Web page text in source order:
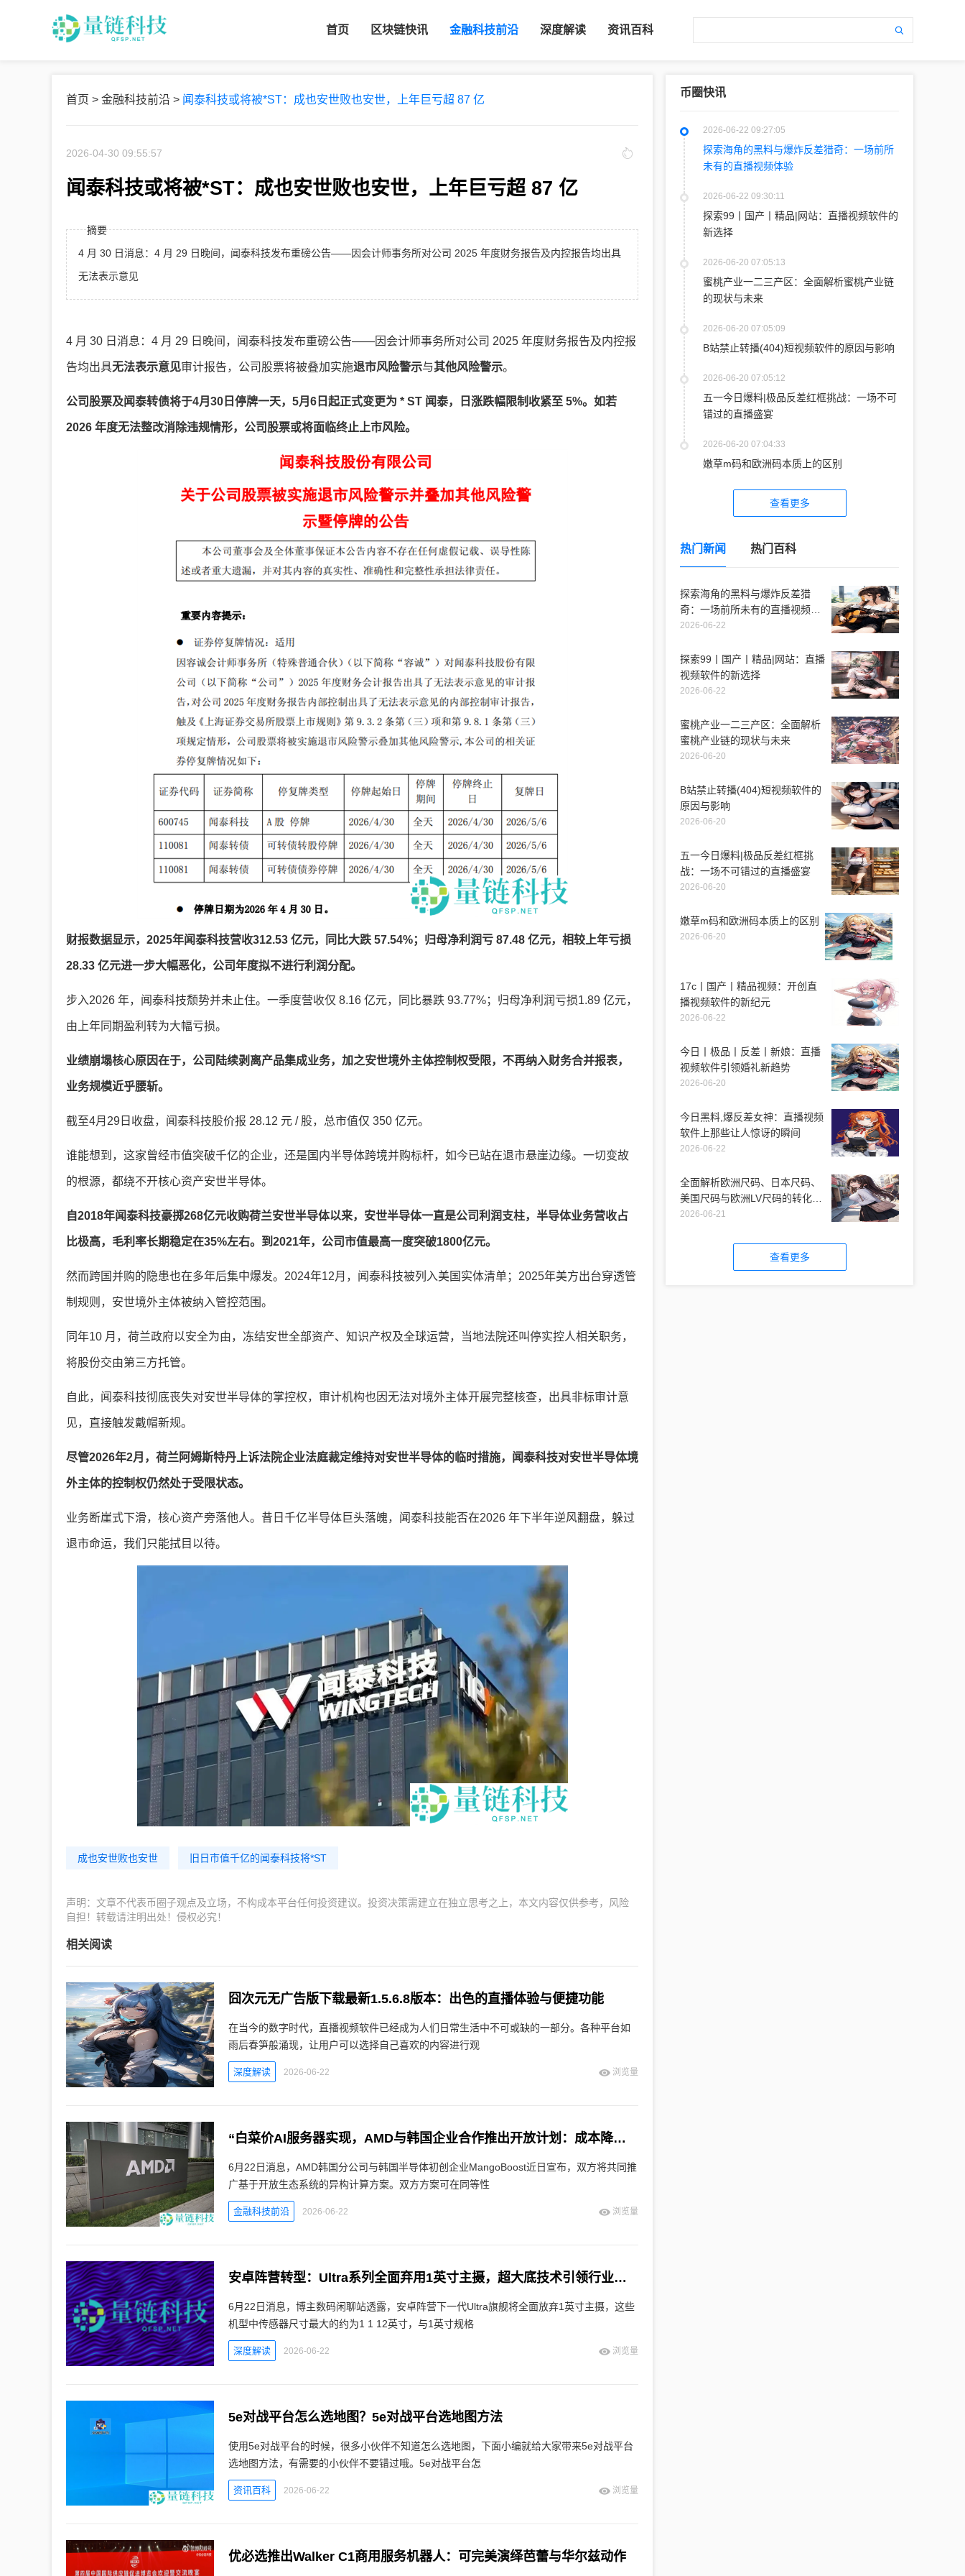
首页 区块链快讯 金融科技前沿 深度解读 资讯百科
首页 > 金融科技前沿 > 闻泰科技或将被*ST：成也安世败也安世，上年巨亏超 87 亿
2026-04-30 09:55:57
闻泰科技或将被*ST：成也安世败也安世，上年巨亏超 87 亿
摘要
4 月 30 日消息：4 月 29 日晚间，闻泰科技发布重磅公告——因会计师事务所对公司 2025 年度财务报告及内控报告均出具
无法表示意见
4 月 30 日消息：4 月 29 日晚间，闻泰科技发布重磅公告——因会计师事务所对公司 2025 年度财务报告及内控报
告均出具无法表示意见审计报告，公司股票将被叠加实施退市风险警示与其他风险警示。
公司股票及闻泰转债将于4月30日停牌一天，5月6日起正式变更为 * ST 闻泰，日涨跌幅限制收紧至 5%。如若
2026 年度无法整改消除违规情形，公司股票或将面临终止上市风险。
财报数据显示，2025年闻泰科技营收312.53 亿元，同比大跌 57.54%；归母净利润亏 87.48 亿元，相较上年亏损
28.33 亿元进一步大幅恶化，公司年度拟不进行利润分配。
步入2026 年，闻泰科技颓势并未止住。一季度营收仅 8.16 亿元，同比暴跌 93.77%；归母净利润亏损1.89 亿元，
由上年同期盈利转为大幅亏损。
业绩崩塌核心原因在于，公司陆续剥离产品集成业务，加之安世境外主体控制权受限，不再纳入财务合并报表，
业务规模近乎腰斩。
截至4月29日收盘，闻泰科技股价报 28.12 元 / 股，总市值仅 350 亿元。
谁能想到，这家曾经市值突破千亿的企业，还是国内半导体跨境并购标杆，如今已站在退市悬崖边缘。一切变故
的根源，都绕不开核心资产安世半导体。
自2018年闻泰科技豪掷268亿元收购荷兰安世半导体以来，安世半导体一直是公司利润支柱，半导体业务营收占
比极高，毛利率长期稳定在35%左右。到2021年，公司市值最高一度突破1800亿元。
然而跨国并购的隐患也在多年后集中爆发。2024年12月，闻泰科技被列入美国实体清单；2025年美方出台穿透管
制规则，安世境外主体被纳入管控范围。
同年10 月，荷兰政府以安全为由，冻结安世全部资产、知识产权及全球运营，当地法院还叫停实控人相关职务，
将股份交由第三方托管。
自此，闻泰科技彻底丧失对安世半导体的掌控权，审计机构也因无法对境外主体开展完整核查，出具非标审计意
见，直接触发戴帽新规。
尽管2026年2月，荷兰阿姆斯特丹上诉法院企业法庭裁定维持对安世半导体的临时措施，闻泰科技对安世半导体境
外主体的控制权仍然处于受限状态。
业务断崖式下滑，核心资产旁落他人。昔日千亿半导体巨头落魄，闻泰科技能否在2026 年下半年逆风翻盘，躲过
退市命运，我们只能拭目以待。
成也安世败也安世 旧日市值千亿的闻泰科技将*ST
声明：文章不代表币圈子观点及立场，不构成本平台任何投资建议。投资决策需建立在独立思考之上，本文内容仅供参考，风险
自担！转载请注明出处！侵权必究！
相关阅读
囧次元无广告版下载最新1.5.6.8版本：出色的直播体验与便捷功能
在当今的数字时代，直播视频软件已经成为人们日常生活中不可或缺的一部分。各种平台如
雨后春笋般涌现，让用户可以选择自己喜欢的内容进行观
深度解读 2026-06-22 浏览量
“白菜价AI服务器实现，AMD与韩国企业合作推出开放计划：成本降幅高达90%”
6月22日消息，AMD韩国分公司与韩国半导体初创企业MangoBoost近日宣布，双方将共同推
广基于开放生态系统的异构计算方案。双方方案可在同等性
金融科技前沿 2026-06-22 浏览量
安卓阵营转型：Ultra系列全面弃用1英寸主摄，超大底技术引领行业变革
6月22日消息，博主数码闲聊站透露，安卓阵营下一代Ultra旗舰将全面放弃1英寸主摄，这些
机型中传感器尺寸最大的约为1 1 12英寸，与1英寸规格
深度解读 2026-06-22 浏览量
5e对战平台怎么选地图？5e对战平台选地图方法
使用5e对战平台的时候，很多小伙伴不知道怎么选地图，下面小编就给大家带来5e对战平台
选地图方法，有需要的小伙伴不要错过哦。5e对战平台怎
资讯百科 2026-06-22 浏览量
优必选推出Walker C1商用服务机器人：可完美演绎芭蕾与华尔兹动作
币圈快讯
2026-06-22 09:27:05
探索海角的黑料与爆炸反差猎奇：一场前所
未有的直播视频体验
2026-06-22 09:30:11
探索99丨国产丨精品|网站：直播视频软件的
新选择
2026-06-20 07:05:13
蜜桃产业一二三产区：全面解析蜜桃产业链
的现状与未来
2026-06-20 07:05:09
B站禁止转播(404)短视频软件的原因与影响
2026-06-20 07:05:12
五一今日爆料|极品反差红框挑战：一场不可
错过的直播盛宴
2026-06-20 07:04:33
嫩草m码和欧洲码本质上的区别
查看更多
热门新闻 热门百科
探索海角的黑料与爆炸反差猎
奇：一场前所未有的直播视频体
验
2026-06-22
探索99丨国产丨精品|网站：直播
视频软件的新选择
2026-06-22
蜜桃产业一二三产区：全面解析
蜜桃产业链的现状与未来
2026-06-20
B站禁止转播(404)短视频软件的
原因与影响
2026-06-20
五一今日爆料|极品反差红框挑
战：一场不可错过的直播盛宴
2026-06-20
嫩草m码和欧洲码本质上的区别
2026-06-20
17c丨国产丨精品视频：开创直
播视频软件的新纪元
2026-06-22
今日丨极品丨反差丨新娘：直播
视频软件引领婚礼新趋势
2026-06-20
今日黑料,爆反差女神：直播视频
软件上那些让人惊讶的瞬间
2026-06-22
全面解析欧洲尺码、日本尺码、
美国尺码与欧洲LV尺码的转化与
适用性
2026-06-21
查看更多